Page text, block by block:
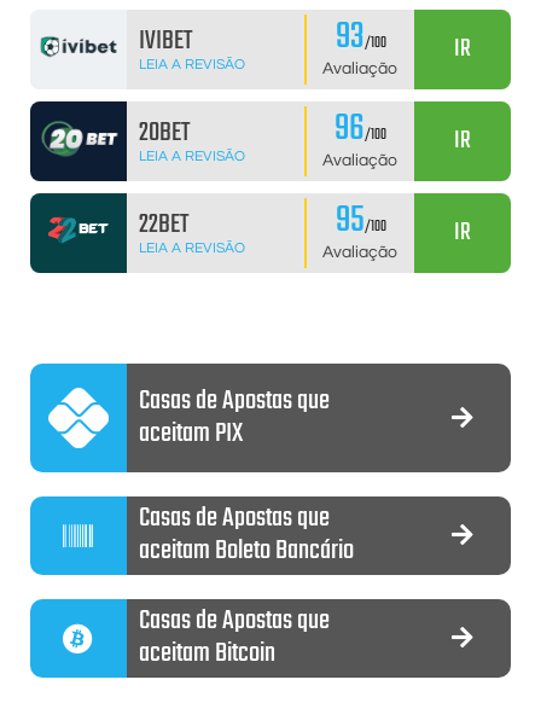
IVIBET
LEIA A REVISÃO 93/100
Avaliação
IR
20BET
LEIA A REVISÃO 96/100
Avaliação
IR
22BET
LEIA A REVISÃO 95/100
Avaliação
IR
Casas de Apostas que
aceitam PIX
Casas de Apostas que
aceitam Boleto Bancário
Casas de Apostas que
aceitam Bitcoin